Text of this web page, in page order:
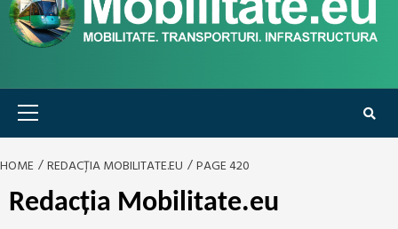
Primary
Menu
HOME REDACȚIA MOBILITATE.EU PAGE 420
Redacția Mobilitate.eu